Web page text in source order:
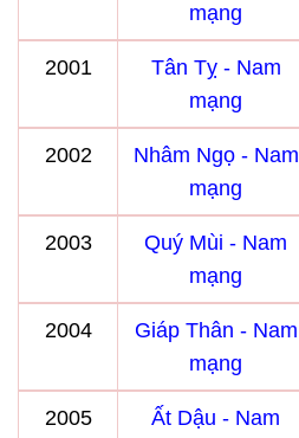
mạng
2001
Tân Tỵ - Nam
mạng
2002
Nhâm Ngọ - Nam
mạng
2003
Quý Mùi - Nam
mạng
2004
Giáp Thân - Nam
mạng
2005
Ất Dậu - Nam